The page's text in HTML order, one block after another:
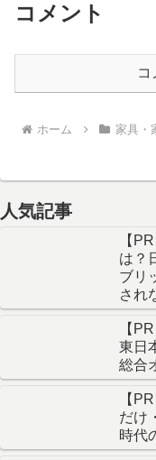
コメント
コ
ホーム 家具・
人気記事
【
は？
ブリ
され
徹底
【
東日
総合
【
だけ
時代